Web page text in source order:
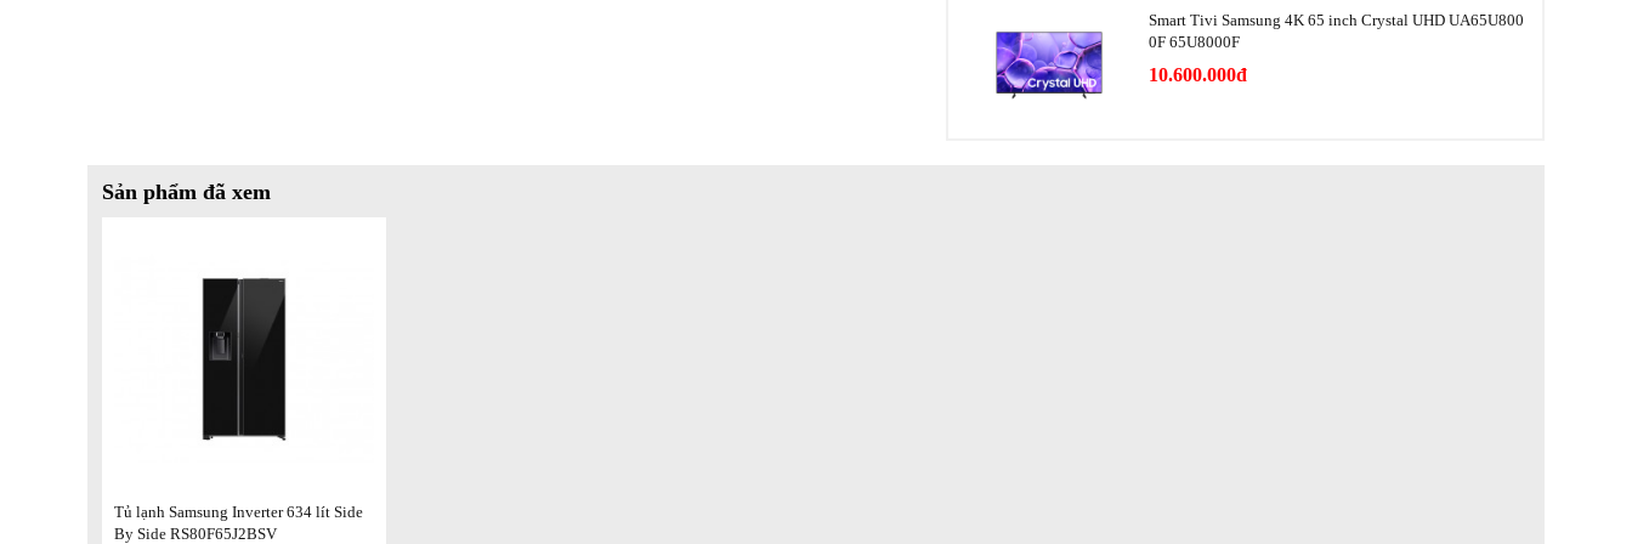
chiều All-around Cooling. Công nghệ này giúp kiểm soát chặt chẽ sự thay đổi nhiệt độ và luân chuyển hơi
lạnh đều đặn thông qua hệ thống lỗ khí được bố trí một cách thông minh bên trong tủ. Nhờ đó, nhiệt độ và độ
ẩm luôn được duy trì ở mức ổn định, giúp thực phẩm tươi ngon lâu hơn. So với các hệ thống làm lạnh thông
thường chỉ tập trung thổi khí lạnh ở một vài vị trí nhất định, All-around Cooling đảm bảo rằng mọi ngóc ngách
biệt hoàn toàn so với các tủ lạnh cũ, nơi thực phẩm ở gần cửa có thể bị ấm hơn và thực phẩm ở sâu bên trong
Công nghệ kháng khuẩn,
khử mùi
Bộ lọc khử mùi UV Deodorizer
Smart Tivi Samsung 4K 65 inch Crystal UHD UA65U800
0F 65U8000F
10.600.000đ
Sản phẩm đã xem
Tủ lạnh Samsung Inverter 634 lít Side
By Side RS80F65J2BSV